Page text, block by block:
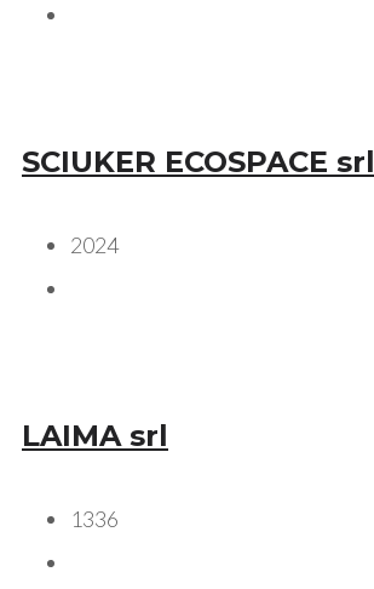
SCIUKER ECOSPACE srl
2024
LAIMA srl
1336